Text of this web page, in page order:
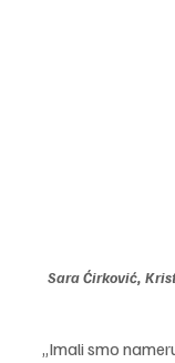
Sara Ćirković,
„Imali smo